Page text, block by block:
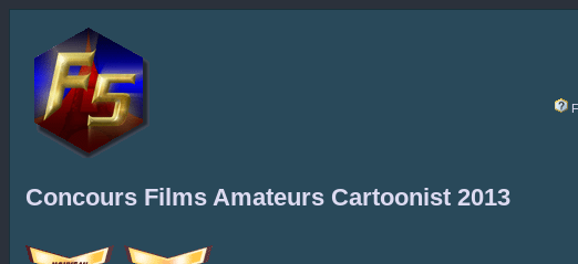
Concours Films Amateurs Cartoonist 2013